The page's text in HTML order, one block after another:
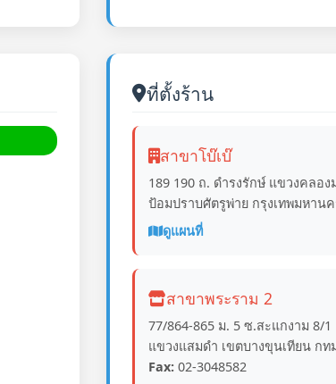
ที่ตั้งร้าน
สาขาโบ๊เบ๊
189 190 ถ. ดำรงรักษ์ แขวงคลอ
ป้อมปราบศัตรูพ่าย กรุงเทพมหาน
ดูแผนที่
สาขาพระราม 2
77/864-865 ม. 5 ซ.สะแกงาม 8/1
แขวงแสมดำ เขตบางขุนเทียน กท
Fax: 02-3048582